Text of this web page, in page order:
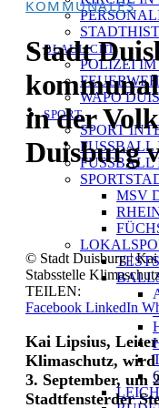
BLAULICHT
POLIZEI IM
WAPO
SPORT
SPORT
FUSSBALL
FUSSBALL
MSV
KOMMUNALES
Stadt
in der
Duisburg
© Stadt Duisburg | Kai
Stabsstelle
TEILEN:
Facebook LinkedIn
Kai Lipsius, Leiter
Klimaschutz,
3. September, um
Stadtfensterder